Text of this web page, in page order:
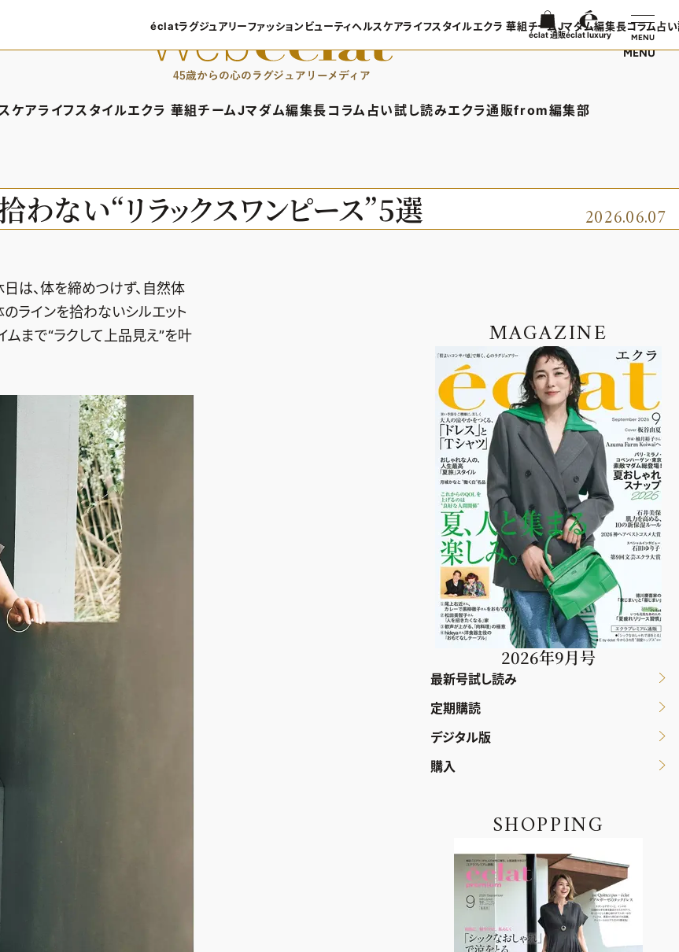
MENU
ヘアケア
ケア
ヘルスケアTOPICS
更年期
50代健康のお悩み
ライフスタイル
車・家電
ゴルフ
カルチャー
エクラ 華組
エクラ 華組メンバー一覧
エクラ 華組ランキング
チームJマダム
チームJマダムメンバー一覧
チームJマダムランキング
編集長コラム
あら、素敵☆ 手帖
占い
イヴルルド遙華の12星座占い
試し読みエクラ通販
エクラプレミアムNEWS
from編集部
インフォメーション
プレゼント
éclatラグジュアリー
éclatラグジュアリーTOP
ラグジュアリーTOPICS
ファッション
ファッションTOP
ファッションTOPICS
ビューティ
ビューティTOP
ヘアスタイル・ヘアケア
ヘルスケア
ヘルスケアTOP
ヘルスケアTOPICS
50代健康のお悩み
ライフスタイル
車・家電
エクラ 華組
エクラ 華組メンバー一覧
チームJマダム
チームJマダムメンバー一
編集長コラム占い
éclat 通販éclat luxury MENU
わない“リラックスワンピース”5選 2026.06.07
は、体を締めつけず、自然体
ラインを拾わないシルエット
ムまで“ラクして上品見え”を叶
MAGAZINE
2026年9月号
最新号試し読み
定期購読
デジタル版
購入
SHOPPING